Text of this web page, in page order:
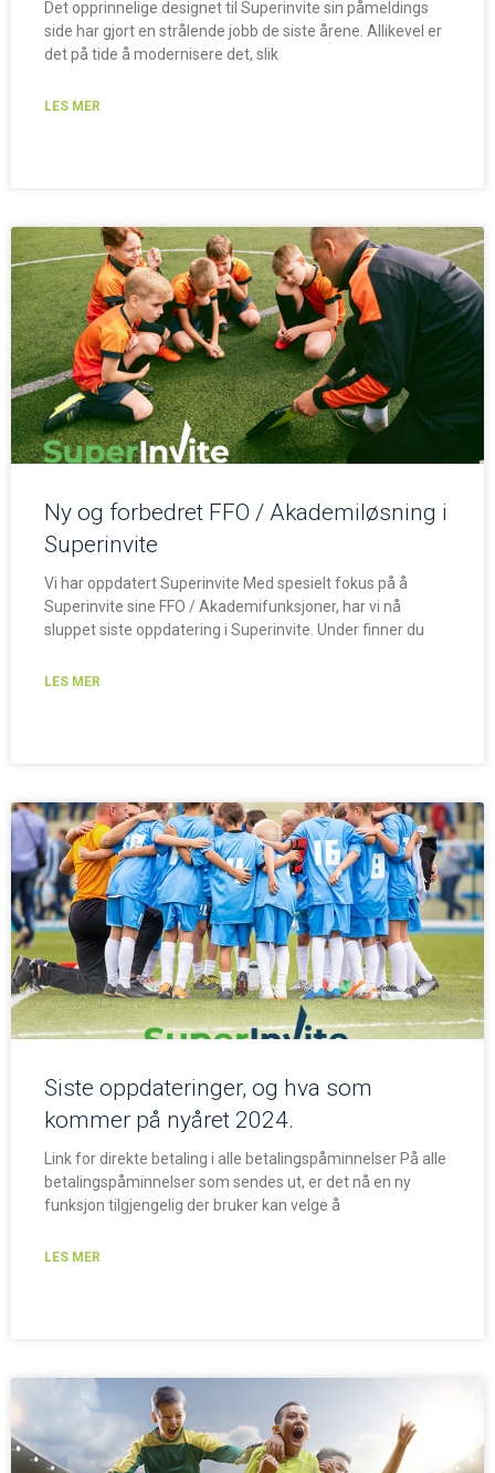
Det opprinnelige designet til Superinvite sin påmeldings
side har gjort en strålende jobb de siste årene. Allikevel er
det på tide å modernisere det, slik
LES MER
Ny og forbedret FFO / Akademiløsning i
Superinvite
Vi har oppdatert Superinvite Med spesielt fokus på å
Superinvite sine FFO / Akademifunksjoner, har vi nå
sluppet siste oppdatering i Superinvite. Under finner du
LES MER
Siste oppdateringer, og hva som
kommer på nyåret 2024.
Link for direkte betaling i alle betalingspåminnelser På alle
betalingspåminnelser som sendes ut, er det nå en ny
funksjon tilgjengelig der bruker kan velge å
LES MER